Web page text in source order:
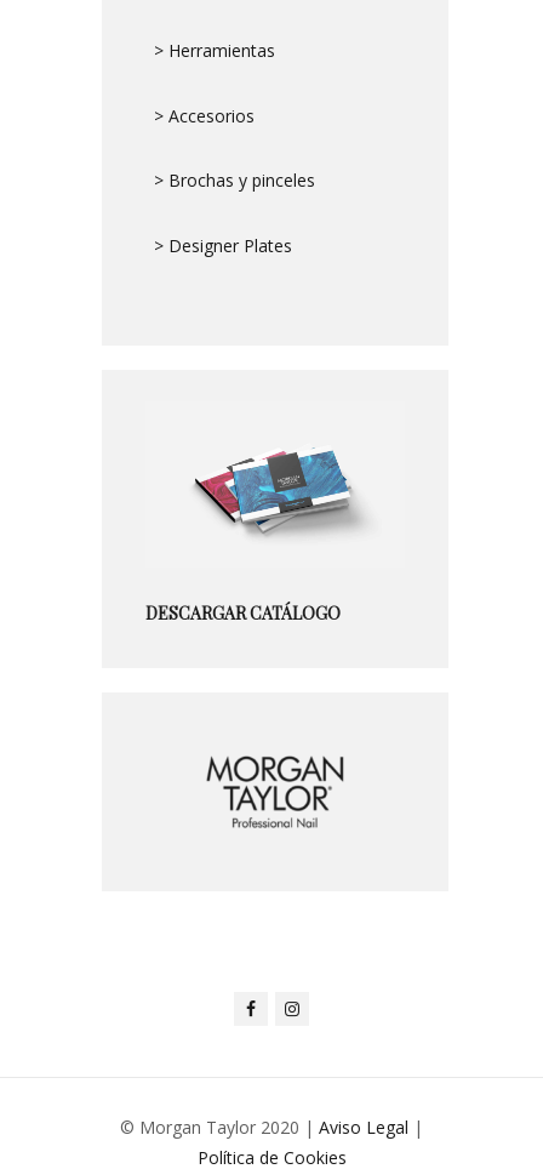
> Herramientas
> Accesorios
> Brochas y pinceles
> Designer Plates
DESCARGAR CATÁLOGO
© Morgan Taylor 2020 | Aviso Legal |
Política de Cookies